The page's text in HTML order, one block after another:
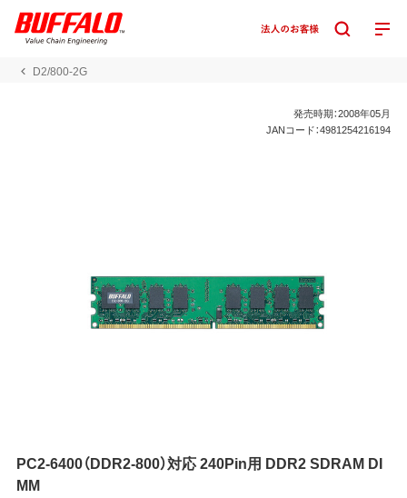
D2/800-2G
発売時期：2008年05月
JANコード：4981254216194
PC2-6400（DDR2-800）対応 240Pin用 DDR2 SDRAM DI
MM